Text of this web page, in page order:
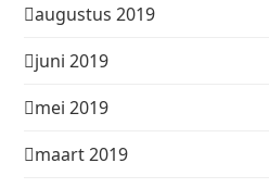
augustus 2019
juni 2019
mei 2019
maart 2019